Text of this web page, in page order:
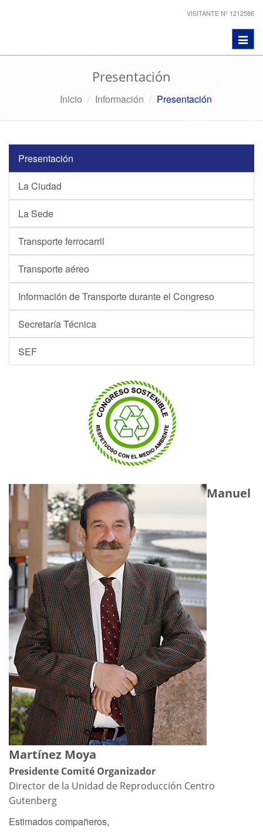
VISITANTE Nº 1212586
Presentación
Inicio Información Presentación
Presentación
La Ciudad
La Sede
Transporte ferrocarril
Transporte aéreo
Información de Transporte durante el Congreso
Secretaría Técnica
SEF
Manuel
Martínez Moya
Presidente Comité Organizador
Director de la Unidad de Reproducción Centro
Gutenberg
Estimados compañeros,